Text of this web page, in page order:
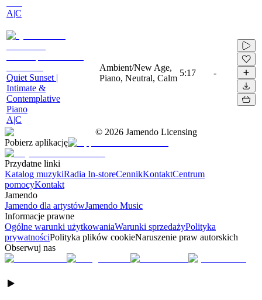
A|C
Quiet Sunset |
Intimate &
Contemplative
Piano
A|C
Ambient/New Age,
Piano, Neutral, Calm
5:17 -
© 2026 Jamendo Licensing
Pobierz aplikację
Przydatne linki
Katalog muzykiRadia In-storeCennikKontaktCentrum
pomocyKontakt
Jamendo
Jamendo dla artystówJamendo Music
Informacje prawne
Ogólne warunki użytkowaniaWarunki sprzedażyPolityka
prywatnościPolityka plików cookieNaruszenie praw autorskich
Obserwuj nas